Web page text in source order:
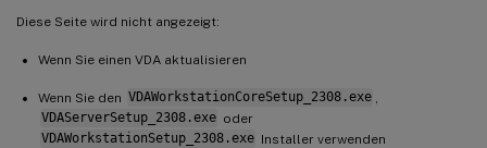
Diese Seite wird nicht angezeigt:
Wenn Sie einen VDA aktualisieren
Wenn Sie den VDAWorkstationCoreSetup_2308.exe
VDAServerSetup_2308.exe oder
VDAWorkstationSetup_2308.exe Installer verwenden